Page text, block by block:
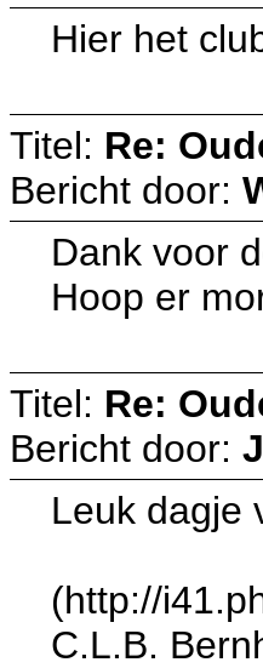
Hier het
Titel: Re:
Bericht door:
Dank voor
Hoop er
Titel: Re:
Bericht door:
Leuk dagje
(http://
C.L.B.